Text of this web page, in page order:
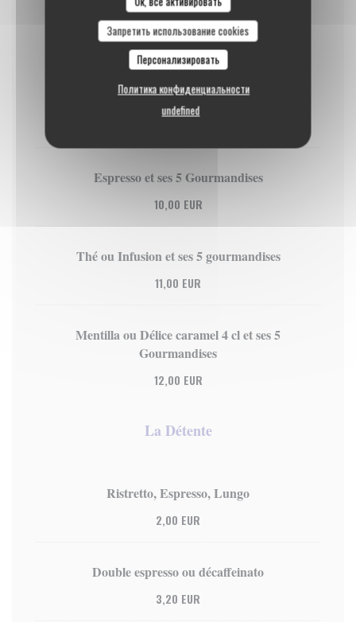
Запретить использование cookies
Персонализировать
Политика конфиденциальности
undefined
Dame Blanche
Glace vanille aux oeufs (3 boules) du Maître Glacier,
éclats de meringue, sauce chocolat, chantilly, muesli
quinoa chocolat
ЯЙЦА МОЛОКО
Espresso et ses 5 Gourmandises
10,00 EUR
Thé ou Infusion et ses 5 gourmandises
11,00 EUR
Mentilla ou Délice caramel 4 cl et ses 5
Gourmandises
12,00 EUR
La Détente
Ristretto, Espresso, Lungo
2,00 EUR
Double espresso ou décaffeinato
3,20 EUR